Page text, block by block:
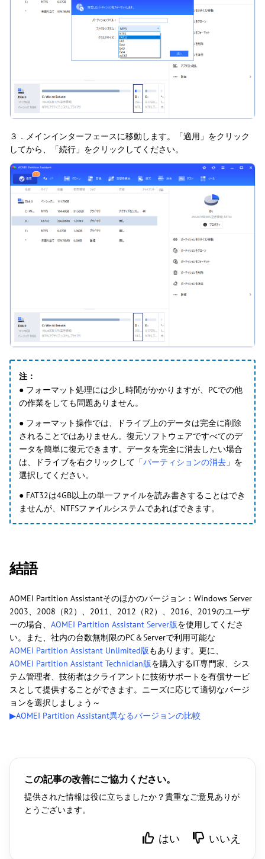
３．メインインターフェースに移動します。「適用」をクリック
してから、「続行」をクリックしてください。
注：
● フォーマット処理には少し時間がかかりますが、PCでの他
の作業をしても問題ありません。
● フォーマット操作では、ドライブ上のデータは完全に削除
されることではありません。復元ソフトウェアですべてのデ
ータを簡単に復元できます。データを完全に消去したい場合
は、ドライブを右クリックして「パーティションの消去 」を
選択してください。
● FAT32は4GB以上の単一ファイルを読み書きすることはでき
ませんが、NTFSファイルシステムであればできます。
結語
AOMEI Partition Assistantそのほかのバージョン：Windows Server
2003、2008（R2）、2011、2012（R2）、2016、2019のユーザ
ーの場合、 AOMEI Partition Assistant Server版を使用してくださ
い。また、社内の台数無制限のPC＆Serverで利用可能な
AOMEI Partition Assistant Unlimited版もあります。更に、
AOMEI Partition Assistant Technician版を購入するIT専門家、シス
テム管理者、技術者はクライアントに技術サポートを有償サービ
スとして提供することができます。ニーズに応じて適切なバージ
ョンを選択しましょう～
▶AOMEI Partition Assistant異なるバージョンの比較
この記事の改善にご協力ください。
提供された情報は役に立ちましたか？貴重なご意見ありが
とうございます。
はい いいえ